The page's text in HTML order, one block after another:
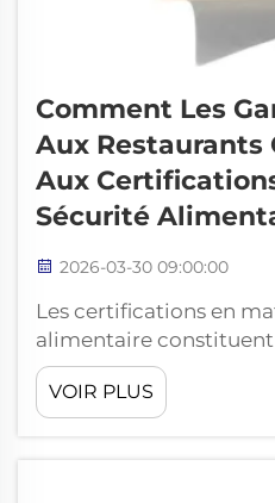
Comment Les
Aux
Aux
Sécurité
2026-03-30 09:00:00
Les certifications en
alimentaire
d'une exploitation
établissant la
tout en garantissant le
VOIR PLUS